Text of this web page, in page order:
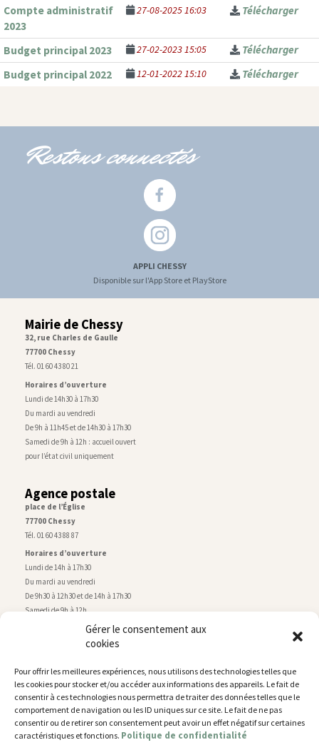
Gérer le consentement aux
cookies
Pour offrir les meilleures expériences, nous utilisons des technologies telles que
les cookies pour stocker et/ou accéder aux informations des appareils. Le fait de
consentir à ces technologies nous permettra de traiter des données telles que le
comportement de navigation ou les ID uniques sur ce site. Le fait de ne pas
consentir ou de retirer son consentement peut avoir un effet négatif sur certaines
caractéristiques et fonctions. Politique de confidentialité
Compte administratif
2023
27-08-2025 16:03 Télécharger
Budget principal 2023 27-02-2023 15:05
Télécharger
Budget principal 2022
12-01-2022 15:10 Télécharger
Restons connectés
APPLI CHESSY
Disponible sur l'App Store et PlayStore
Mairie de Chessy
32, rue Charles de Gaulle
77700 Chessy
Tél. 01 60 43 80 21
Horaires d’ouverture
Lundi de 14h30 à 17h30
Du mardi au vendredi
De 9h à 11h45 et de 14h30 à 17h30
Samedi de 9h à 12h : accueil ouvert
pour l’état civil uniquement
Agence postale
place de l’Église
77700 Chessy
Tél. 01 60 43 88 87
Horaires d’ouverture
Lundi de 14h à 17h30
Du mardi au vendredi
De 9h30 à 12h30 et de 14h à 17h30
Samedi de 9h à 12h
Service technique
rue de Montry–77700 Chessy
Tél. 01 60 43 52 63
Horaires d’ouverture
Lundi, mardi et jeudi
De 9h à 11h45 et de 14h30 à 17h30